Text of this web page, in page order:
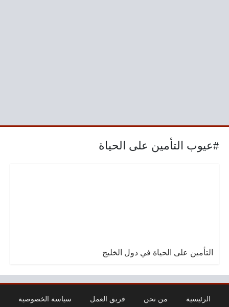
#عيوب التأمين على الحياة
التأمين على الحياة في دول الخليج
الرئيسية من نحن فريق العمل سياسة الخصوصية